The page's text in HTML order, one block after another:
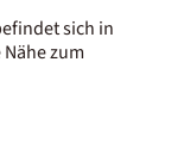
sich in
zum